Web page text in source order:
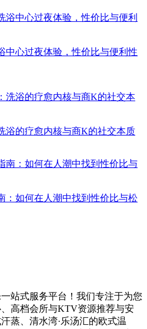
中心过夜体验，性价比与便利性
浴的疗愈内核与商K的社交本质
：如何在人潮中找到性价比与松
站式服务平台！我们专注于为您
高档会所与KTV资源推荐与安
蒸、清水湾·乐汤汇的欧式温